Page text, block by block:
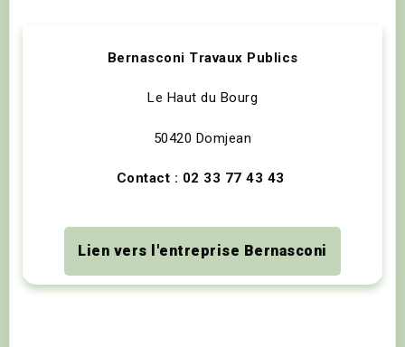
Bernasconi Travaux Publics
Le Haut du Bourg
50420 Domjean
Contact : 02 33 77 43 43
Lien vers l'entreprise Bernasconi